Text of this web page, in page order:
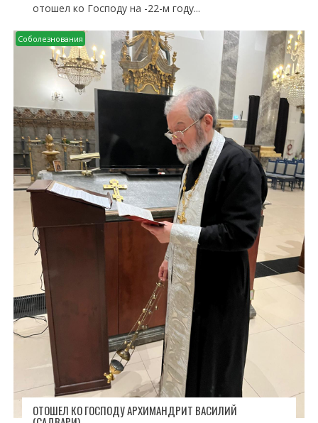
отошел ко Господу на -22-м году...
Соболезнования
ОТОШЕЛ КО ГОСПОДУ АРХИМАНДРИТ ВАСИЛИЙ